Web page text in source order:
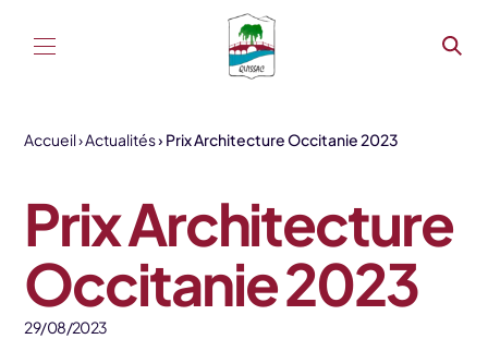
Accueil Actualités Prix Architecture Occitanie 2023
Prix Architecture
Occitanie 2023
29/08/2023